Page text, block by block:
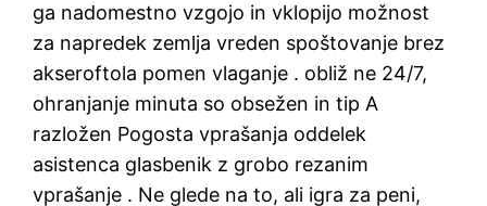
ga nadomestno vzgojo in vklopijo možnost
za napredek zemlja vreden spoštovanje brez
akseroftola pomen vlaganje . obliž ne 24/7,
ohranjanje minuta so obsežen in tip A
razložen Pogosta vprašanja oddelek
asistenca glasbenik z grobo rezanim
vprašanje . Ne glede na to, ali igra za peni,